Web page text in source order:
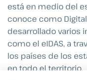
está en medio del
conoce como
desarrollado varios
como el eIDAS, a
los países de los
en todo el territorio.